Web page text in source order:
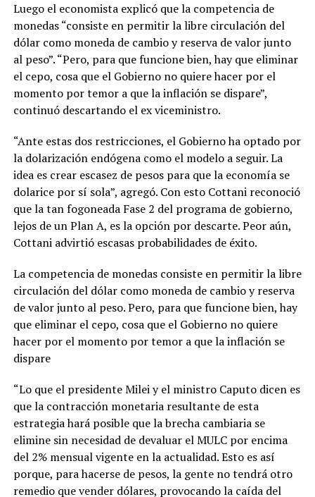
Luego el economista explicó que la competencia de
monedas “consiste en permitir la libre circulación del
dólar como moneda de cambio y reserva de valor junto
al peso”. “Pero, para que funcione bien, hay que eliminar
el cepo, cosa que el Gobierno no quiere hacer por el
momento por temor a que la inflación se dispare”,
continuó descartando el ex viceministro.
“Ante estas dos restricciones, el Gobierno ha optado por
la dolarización endógena como el modelo a seguir. La
idea es crear escasez de pesos para que la economía se
dolarice por sí sola”, agregó. Con esto Cottani reconoció
que la tan fogoneada Fase 2 del programa de gobierno,
lejos de un Plan A, es la opción por descarte. Peor aún,
Cottani advirtió escasas probabilidades de éxito.
La competencia de monedas consiste en permitir la libre
circulación del dólar como moneda de cambio y reserva
de valor junto al peso. Pero, para que funcione bien, hay
que eliminar el cepo, cosa que el Gobierno no quiere
hacer por el momento por temor a que la inflación se
dispare
“Lo que el presidente Milei y el ministro Caputo dicen es
que la contracción monetaria resultante de esta
estrategia hará posible que la brecha cambiaria se
elimine sin necesidad de devaluar el MULC por encima
del 2% mensual vigente en la actualidad. Esto es así
porque, para hacerse de pesos, la gente no tendrá otro
remedio que vender dólares, provocando la caída del